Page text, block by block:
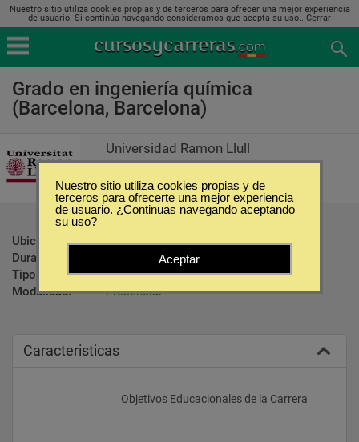
Nuestro sitio utiliza cookies propias y de terceros para ofrecer una mejor experiencia
de usuario. Si continúa navegando consideramos que acepta su uso.. Cerrar
Grado en ingeniería química
(Barcelona, Barcelona)
Universidad Ramon Llull
Ubicación:
Barcelona - Barcelona
Duración:
Tipo:
Carreras Universitarias
Modalidad:
Presencial
Caracteristicas
					Objetivos Educacionales de la Carrera
Nuestro sitio utiliza cookies propias y de
terceros para ofrecerte una mejor experiencia
de usuario. ¿Continuas navegando aceptando
su uso?
Aceptar